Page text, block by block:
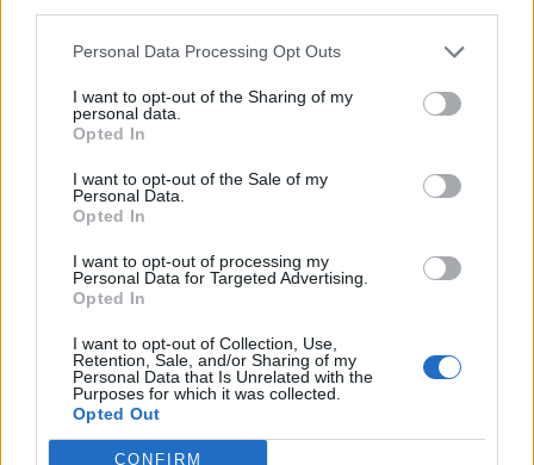
Personal Data Processing Opt Outs
I want to opt-out of the Sharing of my
personal data.
Opted In
I want to opt-out of the Sale of my
Personal Data.
Opted In
I want to opt-out of processing my
Personal Data for Targeted Advertising.
Opted In
I want to opt-out of Collection, Use,
Retention, Sale, and/or Sharing of my
Personal Data that Is Unrelated with the
Purposes for which it was collected.
Opted Out
CONFIRM
e sarà sempre più vitale se pensiamo anche alla sicurezza dei
prossimi eventi su larga scala.
Condividi questo articolo:
Mastodon
Stampa Altro
Inserisci nome ed indirizzo E-Mail: